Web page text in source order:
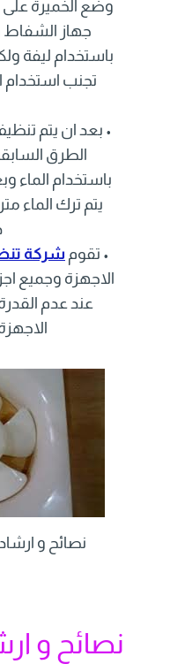
وضع الخميرة
جهاز الشفاط
باستخدام ليفة
تجنب استخدام
• بعد ان يتم
الطرق
باستخدام الماء
يتم ترك الماء
• تقوم شركة
الاجهزة وجميع
عند عدم
نصائح و
نصائح و